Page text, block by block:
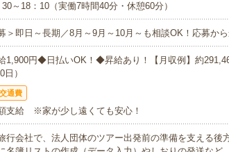
～18：10（実働7時間40分・休憩60分）
＞即日～長期／8月～9月～10月～も相談OK！応募か
1,900円◆日払いOK！◆昇給あり！【月収例】約
日）
交通費
支給 ※家が少し遠くても安心！
行会社で、法人団体のツアー出発前の準備を支える後